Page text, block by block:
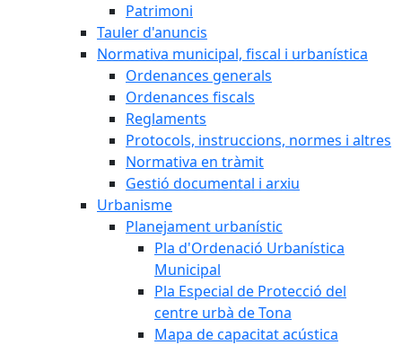
Patrimoni
Tauler d'anuncis
Normativa municipal, fiscal i urbanística
Ordenances generals
Ordenances fiscals
Reglaments
Protocols, instruccions, normes i altres
Normativa en tràmit
Gestió documental i arxiu
Urbanisme
Planejament urbanístic
Pla d'Ordenació Urbanística
Municipal
Pla Especial de Protecció del
centre urbà de Tona
Mapa de capacitat acústica